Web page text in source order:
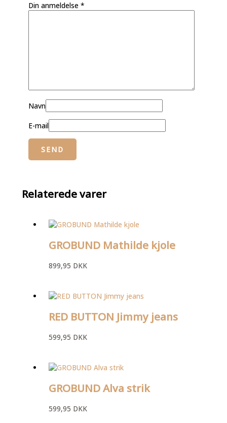
Din anmeldelse*
Navn
E-mail
Relaterede varer
GROBUND Mathilde kjole
899,95 DKK
RED BUTTON Jimmy jeans
599,95 DKK
GROBUND Alva strik
599,95 DKK